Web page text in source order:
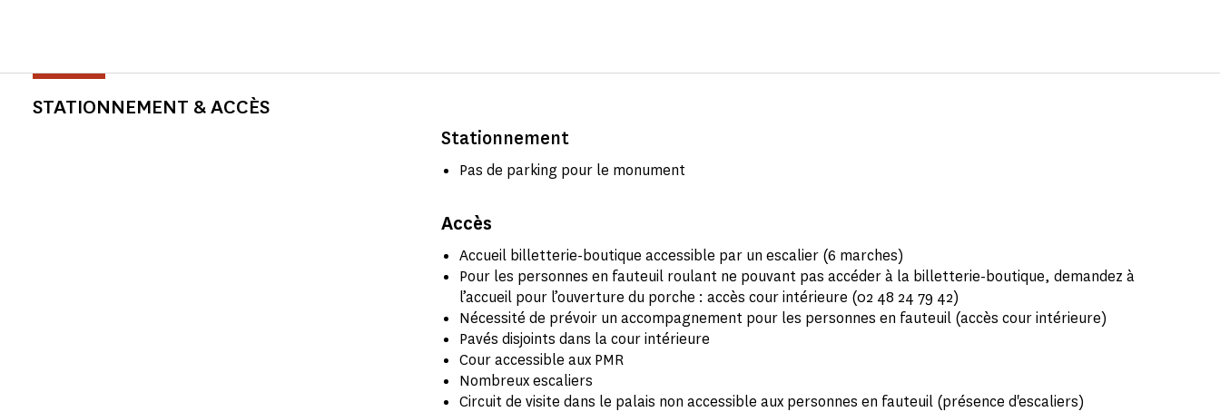
STATIONNEMENT & ACCÈS
Stationnement
Pas de parking pour le monument
Accès
Accueil billetterie-boutique accessible par un escalier (6 marches)
Pour les personnes en fauteuil roulant ne pouvant pas accéder à la billetterie-boutique, demandez à
l’accueil pour l’ouverture du porche : accès cour intérieure (02 48 24 79 42)
Nécessité de prévoir un accompagnement pour les personnes en fauteuil (accès cour intérieure)
Pavés disjoints dans la cour intérieure
Cour accessible aux PMR
Nombreux escaliers
Circuit de visite dans le palais non accessible aux personnes en fauteuil (présence d'escaliers)